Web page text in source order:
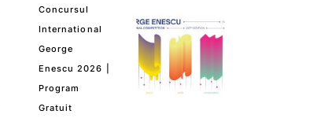
Concursul
International
George
Enescu 2026 |
Program
Gratuit